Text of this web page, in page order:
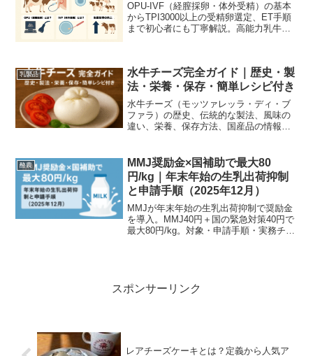
OPU‑IVF（経膣採卵・体外受精）の基本
からTPI3000以上の受精卵選定、ET手順
まで初心者にも丁寧解説。高能力乳牛の
乳製品
水牛チーズ完全ガイド｜歴史・製
法・栄養・保存・簡単レシピ付き
水牛チーズ（モッツァレッラ・ディ・ブ
ファラ）の歴史、伝統的な製法、風味の
違い、栄養、保存方法、国産品の情報、
説。
酪農
MMJ奨励金×国補助で最大80
円/kg｜年末年始の生乳出荷抑制
と申請手順（2025年12月）
MMJが年末年始の生乳出荷抑制で奨励金
を導入。MMJ40円＋国の緊急対策40円で
最大80円/kg。対象・申請手順・実務チェ
スポンサーリンク
レアチーズケーキとは？定義から人気ア